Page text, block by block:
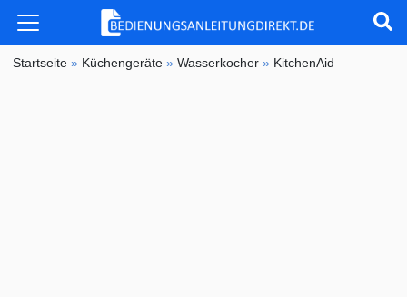
Startseite » Küchengeräte »Wasserkocher » KitchenAid